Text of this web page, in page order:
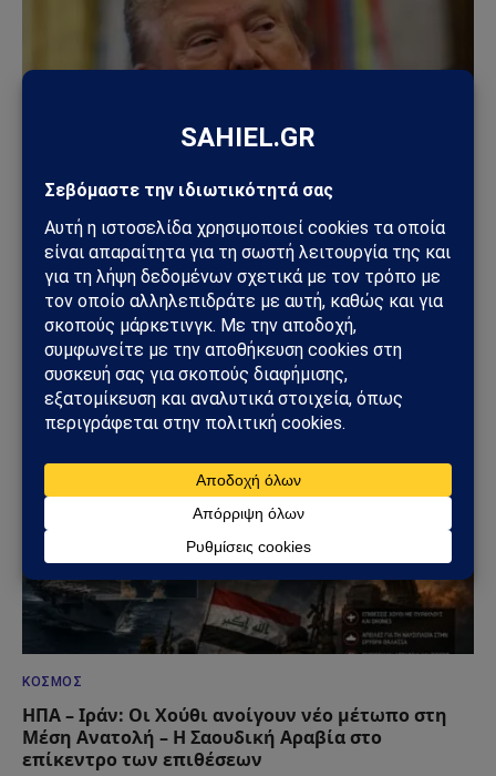
ΚΌΣΜΟΣ
ΗΠΑ – Ιράν: Νέος γύρος αμερικανικών
βομβαρδισμών μετά την ιρανική πυραυλική
επίθεση – Η Μέση Ανατολή εισέρχεται σε ακόμη
πιο επικίνδυνη φάση
31/07/2026
ΚΌΣΜΟΣ
ΗΠΑ – Ιράν: Οι Χούθι ανοίγουν νέο μέτωπο στη
Μέση Ανατολή – Η Σαουδική Αραβία στο
επίκεντρο των επιθέσεων